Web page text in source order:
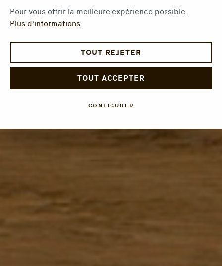
Pour vous offrir la meilleure expérience possible.
Plus d'informations
TOUT REJETER
TOUT ACCEPTER
CONFIGURER